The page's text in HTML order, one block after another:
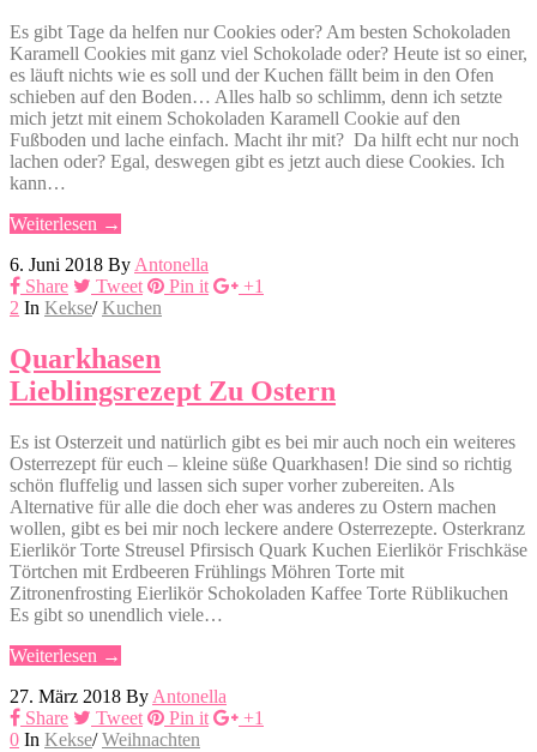
Es gibt Tage da helfen nur Cookies oder? Am besten Schokoladen
Karamell Cookies mit ganz viel Schokolade oder? Heute ist so einer,
es läuft nichts wie es soll und der Kuchen fällt beim in den Ofen
schieben auf den Boden… Alles halb so schlimm, denn ich setzte
mich jetzt mit einem Schokoladen Karamell Cookie auf den
Fußboden und lache einfach. Macht ihr mit? Da hilft echt nur noch
lachen oder? Egal, deswegen gibt es jetzt auch diese Cookies. Ich
kann…
Weiterlesen →
6. Juni 2018 By Antonella
Share
Tweet Pin it
+1
2 In Kekse/ Kuchen
Quarkhasen
Lieblingsrezept Zu Ostern
Es ist Osterzeit und natürlich gibt es bei mir auch noch ein weiteres
Osterrezept für euch – kleine süße Quarkhasen! Die sind so richtig
schön fluffelig und lassen sich super vorher zubereiten. Als
Alternative für alle die doch eher was anderes zu Ostern machen
wollen, gibt es bei mir noch leckere andere Osterrezepte. Osterkranz
Eierlikör Torte Streusel Pfirsisch Quark Kuchen Eierlikör Frischkäse
Törtchen mit Erdbeeren Frühlings Möhren Torte mit
Zitronenfrosting Eierlikör Schokoladen Kaffee Torte Rüblikuchen
Es gibt so unendlich viele…
Weiterlesen →
27. März 2018 By Antonella
Share
Tweet Pin it
+1
0 In Kekse/ Weihnachten